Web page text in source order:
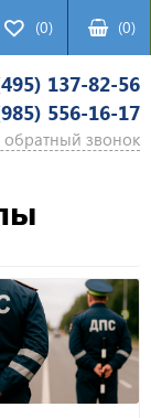
(0) (0)
137-82-56
556-16-17
обратный звонок